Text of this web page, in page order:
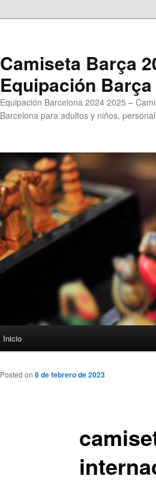
Camiseta Barça
Equipación Barça
Equipación Barcelona 2024 2025 –
Barcelona para adultos y niños,
Inicio
Posted on 8 de febrero de 2023